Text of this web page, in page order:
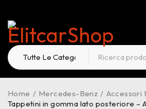
Home / Mercedes-Benz / Accessori
Tappetini in gomma lato posteriore –